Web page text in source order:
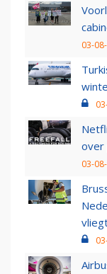
03-
over
03-